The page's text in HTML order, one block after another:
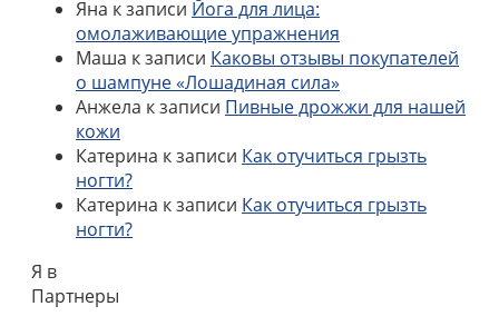
Яна к записи Йога для лица:
омолаживающие упражнения
Маша к записи Каковы отзывы покупателей
о шампуне «Лошадиная сила»
Анжела к записи Пивные дрожжи для нашей
кожи
Катерина к записи Как отучиться грызть
ногти?
Катерина к записи Как отучиться грызть
ногти?
Я в
Партнеры